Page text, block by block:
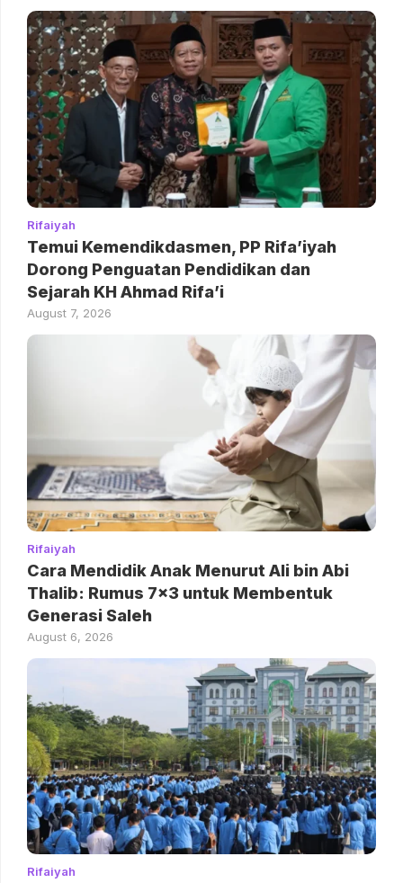
Rifaiyah
Temui Kemendikdasmen, PP Rifa’iyah
Dorong Penguatan Pendidikan dan
Sejarah KH Ahmad Rifa’i
August 7, 2026
Rifaiyah
Cara Mendidik Anak Menurut Ali bin Abi
Thalib: Rumus 7×3 untuk Membentuk
Generasi Saleh
August 6, 2026
Rifaiyah